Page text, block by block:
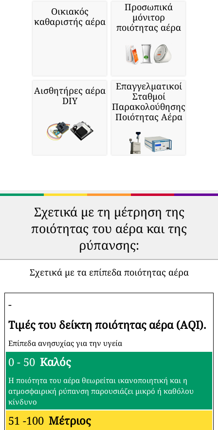
Οικιακός
καθαριστής αέρα
Προσωπικά
μόνιτορ
ποιότητας αέρα
Αισθητήρες αέρα
DIY
Επαγγελματικοί
Σταθμοί
Παρακολούθησης
Ποιότητας Αέρα
Σχετικά με τη μέτρηση της
ποιότητας του αέρα και της
ρύπανσης:
Σχετικά με τα επίπεδα ποιότητας αέρα
-
Τιμές του δείκτη ποιότητας αέρα (AQI).
Επίπεδα ανησυχίας για την υγεία
0 - 50 Καλός
Η ποιότητα του αέρα θεωρείται ικανοποιητική και η
ατμοσφαιρική ρύπανση παρουσιάζει μικρό ή καθόλου
κίνδυνο
51 -100 Μέτριος